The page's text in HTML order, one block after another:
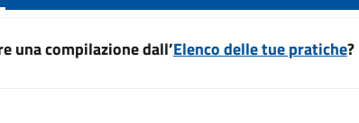
una compilazione dall’Elenco delle tue pratiche?